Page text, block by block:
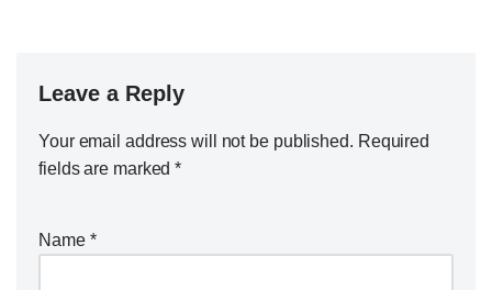
Leave a Reply
Your email address will not be published. Required
fields are marked*
Name *